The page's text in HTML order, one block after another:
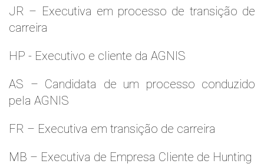
JR – Executiva em processo de transição de
carreira
HP - Executivo e cliente da AGNIS
AS – Candidata de um processo conduzido
pela AGNIS
FR – Executiva em transição de carreira
MB – Executiva de Empresa Cliente de Hunting